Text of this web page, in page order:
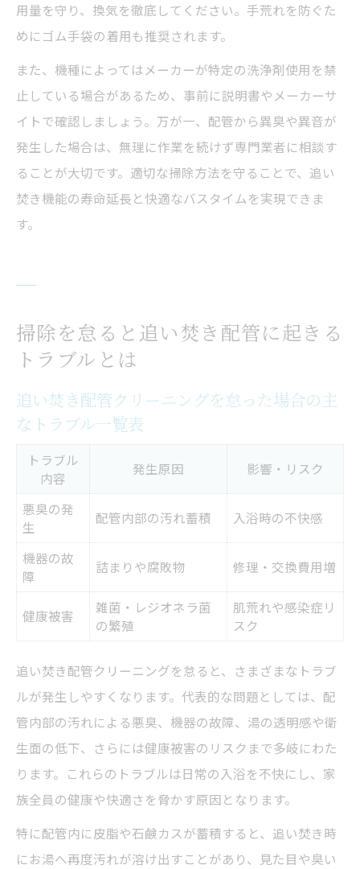
用量を守り、換気を徹底してください。手荒れを防ぐた
めにゴム手袋の着用も推奨されます。
また、機種によってはメーカーが特定の洗浄剤使用を禁
止している場合があるため、事前に説明書やメーカーサ
イトで確認しましょう。万が一、配管から異臭や異音が
発生した場合は、無理に作業を続けず専門業者に相談す
ることが大切です。適切な掃除方法を守ることで、追い
焚き機能の寿命延長と快適なバスタイムを実現できま
す。
掃除を怠ると追い焚き配管に起きる
トラブルとは
追い焚き配管クリーニングを怠った場合の主
なトラブル一覧表
トラブル
内容
発生原因 影響・リスク
悪臭の発
生
配管内部の汚れ蓄積 入浴時の不快感
機器の故
障
詰まりや腐敗物 修理・交換費用増
健康被害
雑菌・レジオネラ菌
の繁殖
肌荒れや感染症リ
スク
追い焚き配管クリーニングを怠ると、さまざまなトラブ
ルが発生しやすくなります。代表的な問題としては、配
管内部の汚れによる悪臭、機器の故障、湯の透明感や衛
生面の低下、さらには健康被害のリスクまで多岐にわた
ります。これらのトラブルは日常の入浴を不快にし、家
族全員の健康や快適さを脅かす原因となります。
特に配管内に皮脂や石鹸カスが蓄積すると、追い焚き時
にお湯へ再度汚れが溶け出すことがあり、見た目や臭い